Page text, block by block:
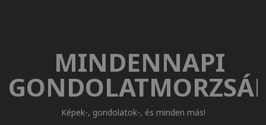
MINDENNAPI
Képek-, gondolatok-, és minden más!